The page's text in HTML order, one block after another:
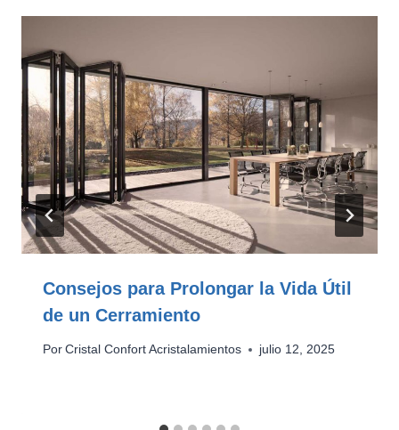
Consejos para Prolongar la Vida Útil
de un Cerramiento
Por Cristal Confort Acristalamientos julio 12, 2025